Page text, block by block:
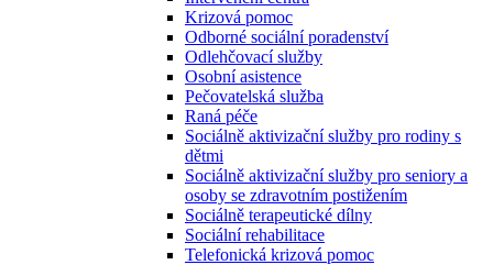
Krizová pomoc
Odborné sociální poradenství
Odlehčovací služby
Osobní asistence
Pečovatelská služba
Raná péče
Sociálně aktivizační služby pro rodiny s
dětmi
Sociálně aktivizační služby pro seniory a
osoby se zdravotním postižením
Sociálně terapeutické dílny
Sociální rehabilitace
Telefonická krizová pomoc